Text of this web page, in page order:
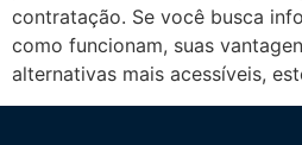
contratação. Se você busca
como funcionam, suas
alternativas mais acessíveis,